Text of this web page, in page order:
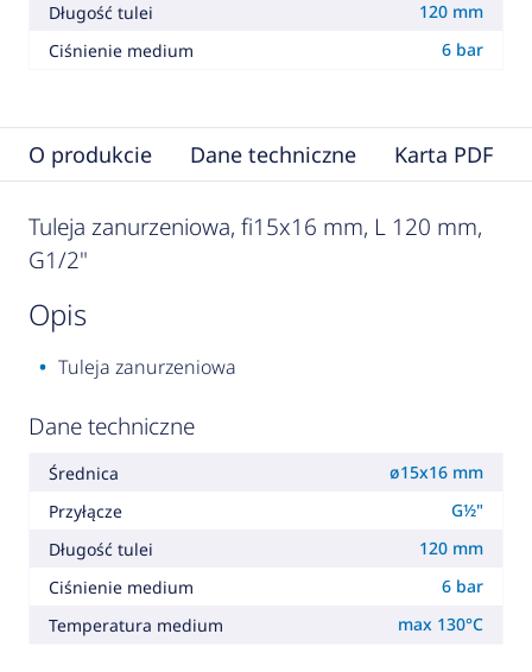
Długość tulei
120 mm
Ciśnienie medium
6 bar
O produkcie Dane techniczne Karta PDF
Tuleja zanurzeniowa, fi15x16 mm, L 120 mm,
G1/2"
opis
Tuleja zanurzeniowa
Dane techniczne
Średnica
ø15x16 mm
Przyłącze
G½"
Długość tulei
120 mm
Ciśnienie medium
6 bar
Temperatura medium
max 130°C